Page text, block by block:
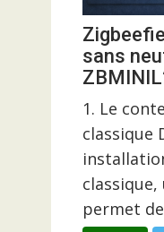
sans
1. Le
classique
permet